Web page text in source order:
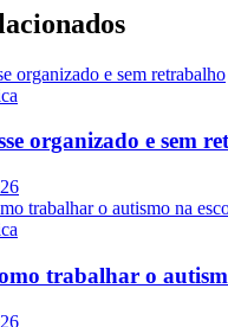
organizado e sem
trabalhar o